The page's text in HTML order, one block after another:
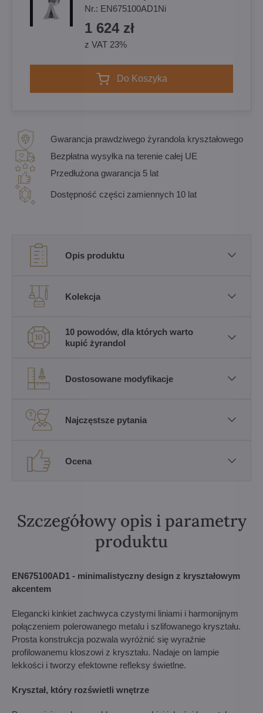
Nr.: EN675100AD1Ni
1 624 zł
z VAT 23%
Do Koszyka
Gwarancja prawdziwego żyrandola kryształowego
Bezpłatna wysyłka na terenie całej UE
Przedłużona gwarancja 5 lat
Dostępność części zamiennych 10 lat
Opis produktu
Kolekcja
10 powodów, dla których warto
kupić żyrandol
Dostosowane modyfikacje
Najczęstsze pytania
Ocena
Szczegółowy opis i parametry
produktu
EN675100AD1 - minimalistyczny design z kryształowym
akcentem
Elegancki kinkiet zachwyca czystymi liniami i harmonijnym
połączeniem polerowanego metalu i szlifowanego kryształu.
Prosta konstrukcja pozwala wyróżnić się wyraźnie
profilowanemu kloszowi z kryształu. Nadaje on lampie
lekkości i tworzy efektowne refleksy świetlne.
Kryształ, który rozświetli wnętrze